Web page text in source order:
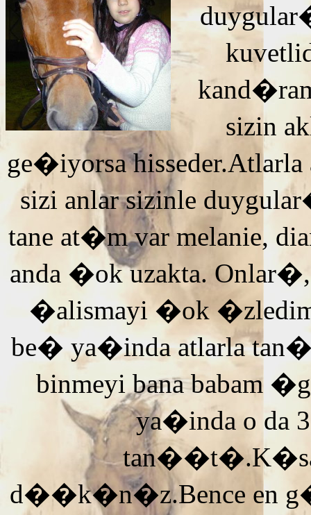
sizin
ge�iyorsa
sizi anlar sizinle
tane at�m var melanie,
anda �ok uzakta.
�alismayi �ok
be� ya�inda atlarla
binmeyi bana babam
ya�inda o da
d��k�n�z.Bence en